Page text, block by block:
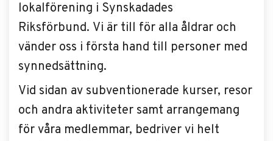
lokalförening i Synskadades
Riksförbund. Vi är till för alla åldrar och
vänder oss i första hand till personer med
synnedsättning.
Vid sidan av subventionerade kurser, resor
och andra aktiviteter samt arrangemang
för våra medlemmar, bedriver vi helt